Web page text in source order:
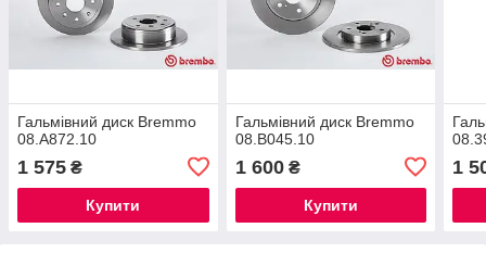
Гальмівний диск Bremmo
08.A872.10
1 575 ₴
Купити
Гальмівний диск Bremmo
08.B045.10
1 600₴
Купити
1